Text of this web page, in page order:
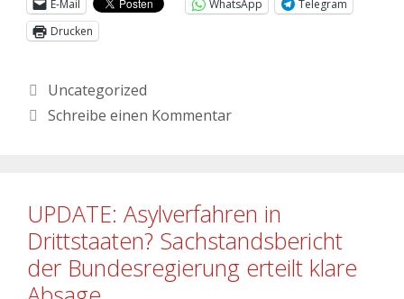
E-Mail
WhatsApp
Telegram
Drucken
Uncategorized
Schreibe einen Kommentar
UPDATE: Asylverfahren in
Drittstaaten? Sachstandsbericht
der Bundesregierung erteilt klare